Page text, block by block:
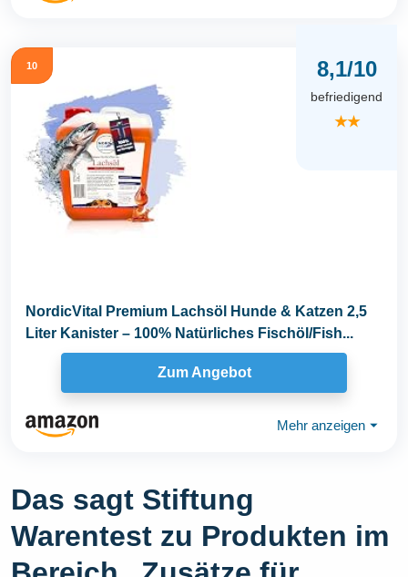
10 8,1/10
befriedigend
★★
NordicVital Premium Lachsöl Hunde & Katzen 2,5
Liter Kanister – 100% Natürliches Fischöl/Fish...
Zum Angebot
Mehr anzeigen ⏷
Das sagt Stiftung
Warentest zu Produkten im